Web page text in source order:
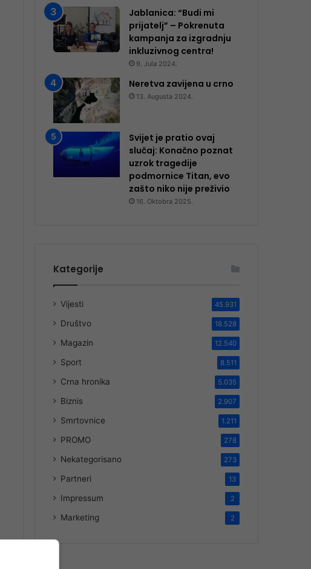
Jablanica: “Budi mi
prijatelj” – Pokrenuta
kampanja za izgradnju
inkluzivnog centra!
9. Jula 2024.
Neretva zavijena u crno
13. Augusta 2024.
Svijet je pratio ovaj
slučaj: Konačno poznat
uzrok tragedije
podmornice Titan, evo
zašto niko nije preživio
16. Oktobra 2025.
Kategorije
Vijesti 45.931
Društvo 18.528
Magazin 12.540
Sport 8.511
Crna hronika 5.035
Biznis 2.907
Smrtovnice 1.211
PROMO 278
Nekategorisano 273
Partneri 13
Impressum 2
Marketing 2